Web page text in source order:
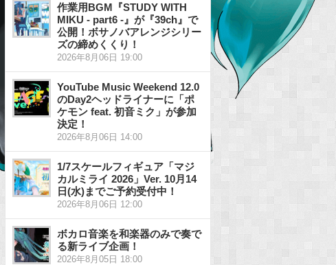
作業用BGM『STUDY WITH
MIKU - part6 -』が『39ch』で
公開！ボサノバアレンジシリー
ズの締めくくり！
2026年8月06日 19:00
YouTube Music Weekend 12.0
のDay2ヘッドライナーに「ポ
ケモン feat. 初音ミク」が参加
決定！
2026年8月06日 14:00
1/7スケールフィギュア「マジ
カルミライ 2026」Ver. 10月14
日(水)までご予約受付中！
2026年8月06日 12:00
ボカロ音楽を和楽器のみで奏で
る新ライブ企画！
2026年8月05日 18:00